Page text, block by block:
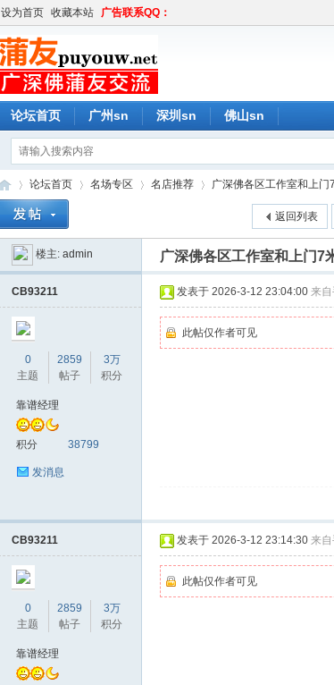
设为首页 收藏本站 广告联系QQ：
论坛首页 广州sn 深圳sn 佛山sn
»
论坛首页
›
名场专区 名店推荐
›
广深佛各区工作室和上
返回列表
楼主: admin 广深佛各区工作室和上门7
CB93211
0
主题
2859
帖子
3万
积分
靠谱经理
积分 38799
发消息
发表于 2026-3-12 23:04:00 来
此帖仅作者可见
CB93211
0
主题
2859
帖子
3万
积分
靠谱经理
发表于 2026-3-12 23:14:30 来
此帖仅作者可见